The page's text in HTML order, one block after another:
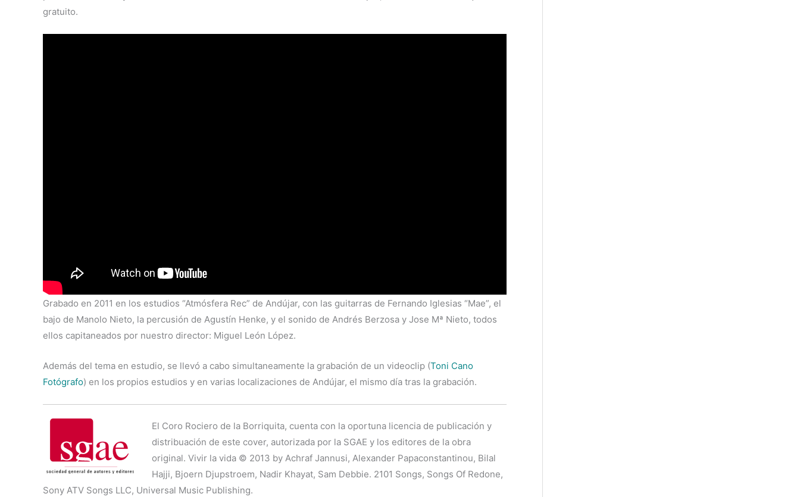
gratuito.
Grabado en 2011 en los estudios “Atmósfera Rec” de Andújar, con las guitarras de Fernando Iglesias “Mae”, el
bajo de Manolo Nieto, la percusión de Agustín Henke, y el sonido de Andrés Berzosa y Jose Mª Nieto, todos
ellos capitaneados por nuestro director: Miguel León López.
Además del tema en estudio, se llevó a cabo simultaneamente la grabación de un videoclip (Toni Cano
Fotógrafo) en los propios estudios y en varias localizaciones de Andújar, el mismo día tras la grabación.
El Coro Rociero de la Borriquita, cuenta con la oportuna licencia de publicación y
distribuación de este cover, autorizada por la SGAE y los editores de la obra
original. Vivir la vida © 2013 by Achraf Jannusi, Alexander Papaconstantinou, Bilal
Hajji, Bjoern Djupstroem, Nadir Khayat, Sam Debbie. 2101 Songs, Songs Of Redone,
Sony ATV Songs LLC, Universal Music Publishing.